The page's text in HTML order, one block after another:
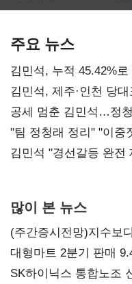
주요 뉴스
김민석, 누적 45.42%
0.86%p(2보)
김민석, 제주·인천 당
공세 멈춘 김민석…정
"팀 정청래 정리" "이
다툼 격화
김민석 "경선갈등 완
많이 본 뉴스
(주간증시전망)지수보
대형마트 2분기 판매
SK하이닉스 통합노조